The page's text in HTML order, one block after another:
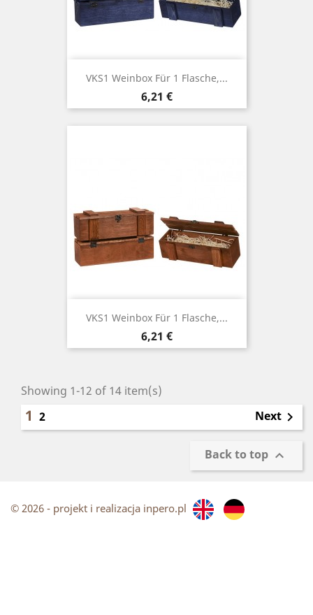
VKS1 Weinbox Für 1 Flasche,...
Price
6,21 €
VKS1 Weinbox Für 1 Flasche,...
Price
6,21 €
Showing 1-12 of 14 item(s)
1 2 Next 
Back to top 
© 2026 - projekt i realizacja inpero.pl